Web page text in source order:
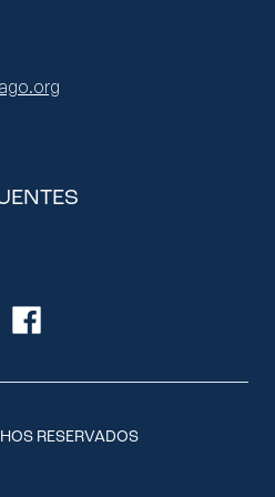
pero los
son
y dejados
que todos
RESERVADOS